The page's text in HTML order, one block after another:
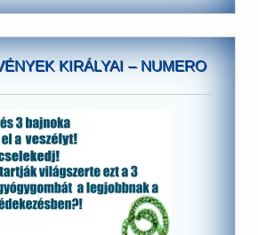
KIRÁLYAI – NUMERO